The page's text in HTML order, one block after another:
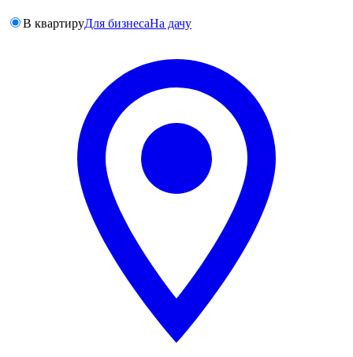
В квартируДля бизнесаНа дачу